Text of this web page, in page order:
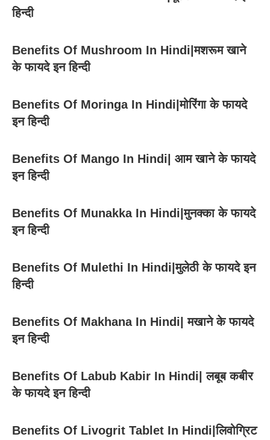
हिन्दी
Benefits Of Mushroom In Hindi|मशरूम खाने
के फायदे इन हिन्दी
Benefits Of Moringa In Hindi|मोरिंगा के फायदे
इन हिन्दी
Benefits Of Mango In Hindi| आम खाने के फायदे
इन हिन्दी
Benefits Of Munakka In Hindi|मुनक्का के फायदे
इन हिन्दी
Benefits Of Mulethi In Hindi|मुलेठी के फायदे इन
हिन्दी
Benefits Of Makhana In Hindi| मखाने के फायदे
इन हिन्दी
Benefits Of Labub Kabir In Hindi| लबूब कबीर
के फायदे इन हिन्दी
Benefits Of Livogrit Tablet In Hindi|लिवोग्रिट